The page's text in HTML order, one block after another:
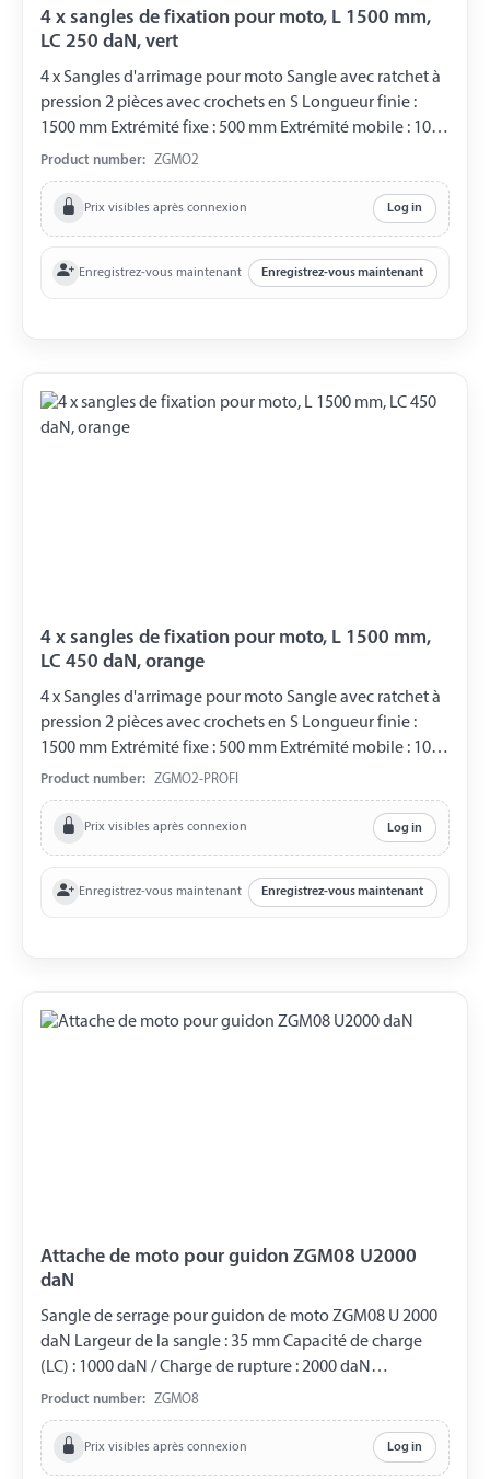
4 x sangles de fixation pour moto, L 1500 mm,
LC 250 daN, vert
4 x Sangles d'arrimage pour moto Sangle avec ratchet à
pression 2 pièces avec crochets en S Longueur finie :
1500 mm Extrémité fixe : 500 mm Extrémité mobile : 1000
mm Largeur : 25 mm Charge de rupture : 500 daN Charge
utile : 250 daN Couleur : vert.
Product number: ZGMO2
Prix visibles après connexion Log in
Enregistrez-vous maintenant Enregistrez-vous maintenant
4 x sangles de fixation pour moto, L 1500 mm,
LC 450 daN, orange
4 x Sangles d'arrimage pour moto Sangle avec ratchet à
pression 2 pièces avec crochets en S Longueur finie :
1500 mm Extrémité fixe : 500 mm Extrémité mobile : 1000
mm Largeur : 25 mm Charge de rupture : 900 daN Charge
utile : 450 daN Couleur : rouge
Product number: ZGMO2-PROFI
Prix visibles après connexion Log in
Enregistrez-vous maintenant Enregistrez-vous maintenant
Attache de moto pour guidon ZGM08 U2000
daN
Sangle de serrage pour guidon de moto ZGM08 U 2000
daN Largeur de la sangle : 35 mm Capacité de charge
(LC) : 1000 daN / Charge de rupture : 2000 daN
Composition : 2 x Boucles de guidon, 50 mm de large 1 x
Tuyau de protection 2 x Extrémités fixes d'environ 200
mm de long avec crochets en pointe 2 x Extrémités
mobiles d'environ 2750 mm de long, insérées dans
Product number: ZGMO8
Prix visibles après connexion Log in